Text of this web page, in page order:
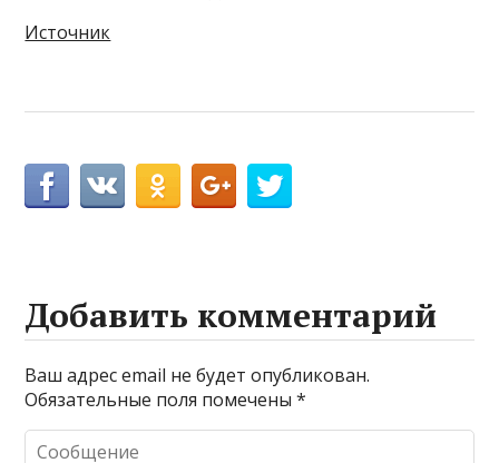
Источник
Добавить комментарий
Ваш адрес email не будет опубликован.
Обязательные поля помечены*